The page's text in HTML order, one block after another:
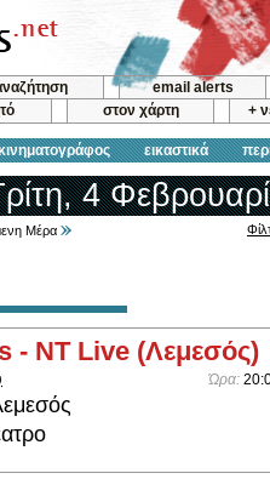
email alerts
στον χάρτη +
εικαστικά
4
Μέρα
- NT Live (Λεμεσός)
Ώρα: